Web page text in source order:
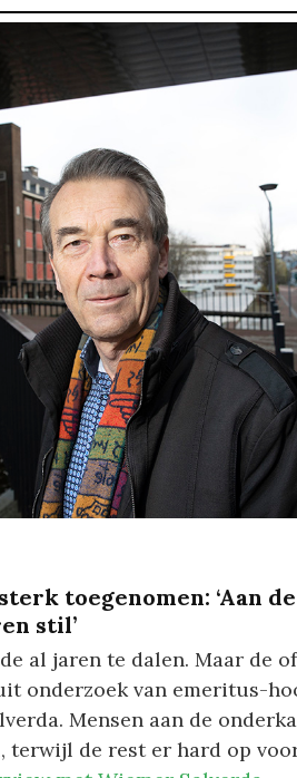
toegenomen: ‘Aan
stil’
al jaren te dalen. Maar de
onderzoek van emeritus-
Mensen aan de
de rest er hard op